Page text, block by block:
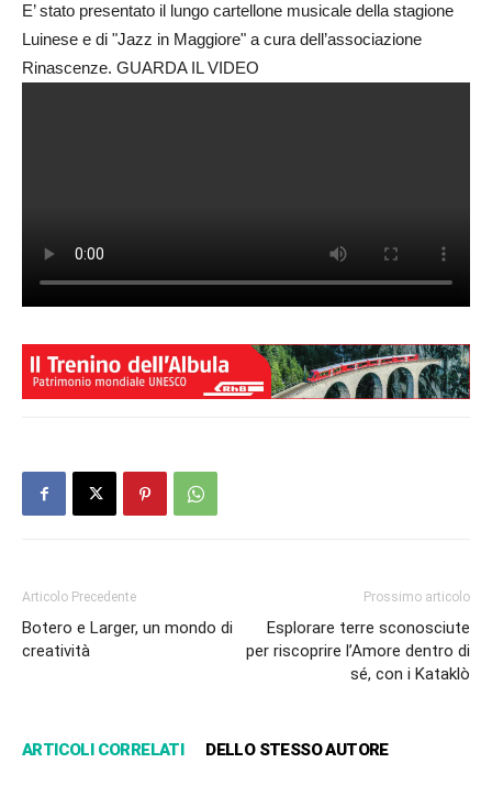
E’ stato presentato il lungo cartellone musicale della stagione
Luinese e di "Jazz in Maggiore" a cura dell’associazione
Rinascenze. GUARDA IL VIDEO
Articolo Precedente
Botero e Larger, un mondo di
creatività
Prossimo articolo
Esplorare terre sconosciute
per riscoprire l’Amore dentro di
sé, con i Kataklò
ARTICOLI CORRELATI DELLO STESSO AUTORE